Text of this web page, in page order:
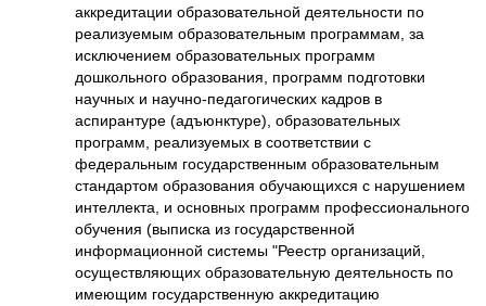
аккредитации образовательной деятельности по
реализуемым образовательным программам, за
исключением образовательных программ
дошкольного образования, программ подготовки
научных и научно-педагогических кадров в
аспирантуре (адъюнктуре), образовательных
программ, реализуемых в соответствии с
федеральным государственным образовательным
стандартом образования обучающихся с нарушением
интеллекта, и основных программ профессионального
обучения (выписка из государственной
информационной системы "Реестр организаций,
осуществляющих образовательную деятельность по
имеющим государственную аккредитацию